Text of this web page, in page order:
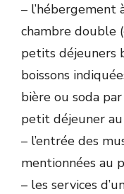
– l’hébergement
chambre double
petits déjeuners
boissons
bière ou soda
petit déjeuner
– l’entrée des
mentionnées au
– les services